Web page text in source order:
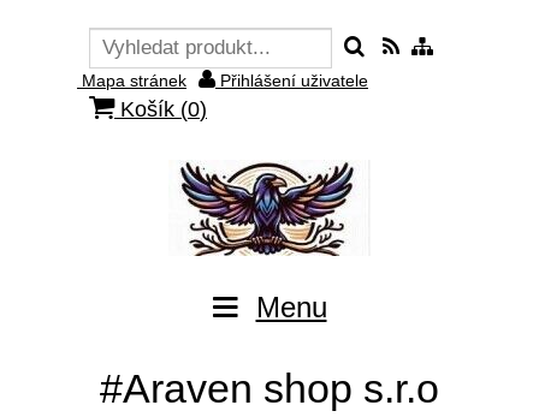
Mapa stránek Přihlášení uživatele
Košík (0)
Menu
#Araven shop s.r.o